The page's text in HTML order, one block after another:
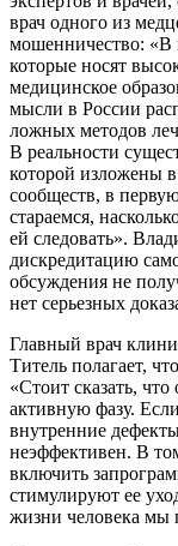
врач одного из
мошенничество: «В
которые носят
медицинское
мысли в России
ложных методов
В реальности
которой изложены
сообществ, в
стараемся,
ей следовать».
дискредитацию
обсуждения не
нет серьезных
Главный врач
Титель полагает,
«Стоит сказать,
активную фазу.
внутренние
неэффективен. В
включить
стимулируют ее
жизни человека мы